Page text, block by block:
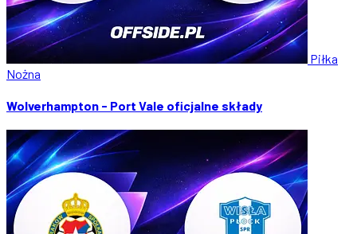
Piłka
Nożna
Wolverhampton - Port Vale oficjalne składy